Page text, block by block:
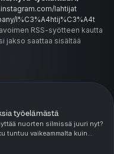
l%C3%A4htij%C3%A4t
RSS-syötteen kautta
jakso saattaa sisältää
työelämästä
nuorten silmissä juuri nyt?
tuntuu vaikeammalta kuin
työelämää vauhdilla ja